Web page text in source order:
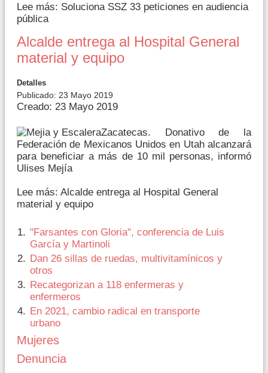
Lee más: Soluciona SSZ 33 peticiones en audiencia
pública
Alcalde entrega al Hospital General
material y equipo
Detalles
Publicado: 23 Mayo 2019
Creado: 23 Mayo 2019
Zacatecas. Donativo de la
Federación de Mexicanos Unidos en Utah alcanzará
para beneficiar a más de 10 mil personas, informó
Ulises Mejía
Lee más: Alcalde entrega al Hospital General
material y equipo
"Farsantes con Gloria", conferencia de Luis
García y Martinoli
Dan 26 sillas de ruedas, multivitamínicos y
otros
Recategorizan a 118 enfermeras y
enfermeros
En 2021, cambio radical en transporte
urbano
Mujeres
Denuncia